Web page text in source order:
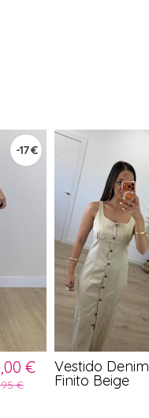
-17 €
€
€
Vestido Denim
Finito Beige